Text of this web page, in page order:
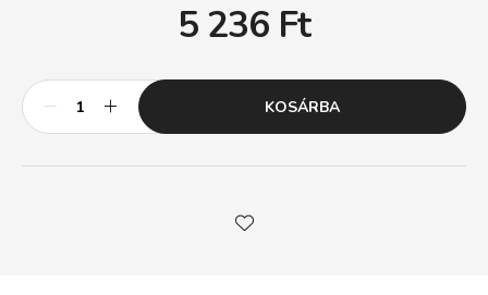
5 236 Ft
KOSÁRBA